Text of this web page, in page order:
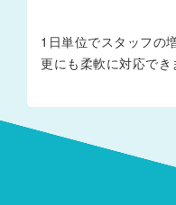
1日単位でスタッフの
更にも柔軟に対応でき